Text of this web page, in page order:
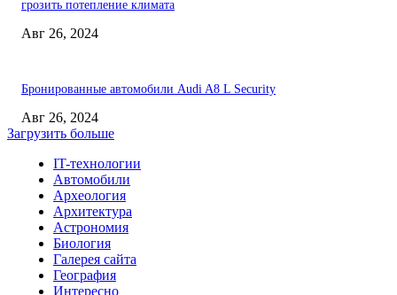
грозить потепление климата
Авг 26, 2024
Бронированные автомобили Audi A8 L Security
Авг 26, 2024
Загрузить больше
IT-технологии
Автомобили
Археология
Архитектура
Астрономия
Биология
Галерея сайта
География
Интересно